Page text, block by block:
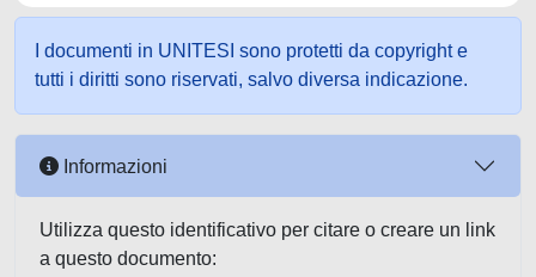
I documenti in UNITESI sono protetti da copyright e
tutti i diritti sono riservati, salvo diversa indicazione.
Informazioni
Utilizza questo identificativo per citare o creare un link
a questo documento: